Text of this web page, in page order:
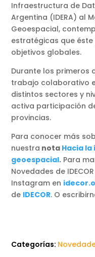
Infraestructura de
Argentina (IDERA) al
Geoespacial,
estratégicas que
objetivos globales.
Durante los primeros
trabajo colaborativo
distintos sectores y
activa participación
provincias.
Para conocer más
nuestra nota Hacia
geoespacial. Para
Novedades de
Instagram en
de IDECOR. O
Categorías: